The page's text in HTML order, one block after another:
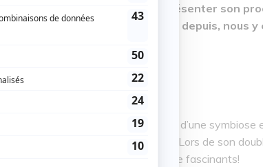
le temps de trois dates pour présenter son
qu’une petite semaine ait passé depuis, nous
la possibilité́ d’un équilibre parfait, d’une symbiose
il le précise sur son site internet. Lors de son
moments de danse contemporaine fascinants!